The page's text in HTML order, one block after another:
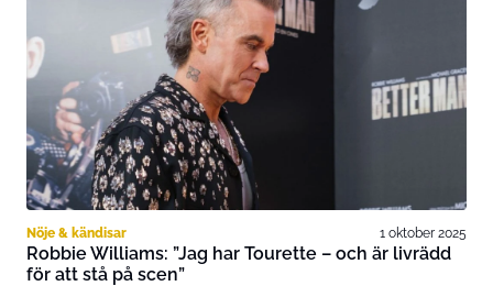
Nöje & kändisar 1 oktober 2025
Robbie Williams: ”Jag har Tourette – och är livrädd
för att stå på scen”